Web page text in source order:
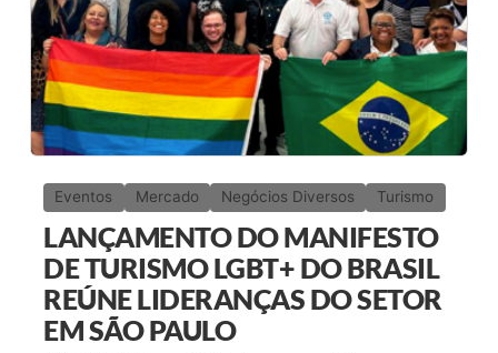
Eventos Mercado Negócios Diversos Turismo
LANÇAMENTO DO MANIFESTO
DE TURISMO LGBT+ DO BRASIL
REÚNE LIDERANÇAS DO SETOR
EM SÃO PAULO